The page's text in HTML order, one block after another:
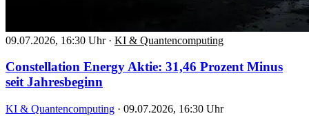
09.07.2026, 16:30 Uhr · KI & Quantencomputing
Constellation Energy Aktie: 31,46 Prozent Minus
seit Jahresbeginn
KI & Quantencomputing · 09.07.2026, 16:30 Uhr